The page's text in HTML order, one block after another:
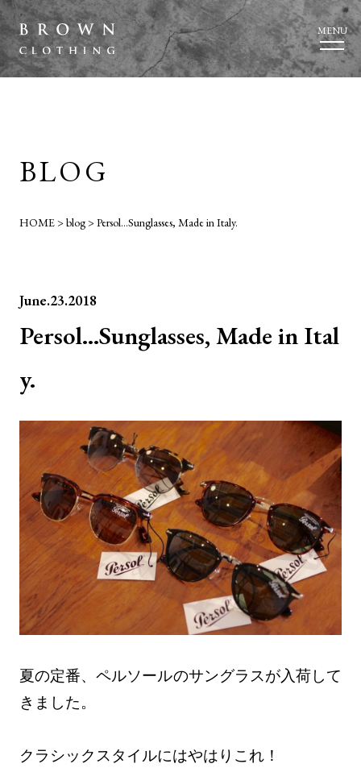
MENU
BLOG
HOME>blog>Persol…Sunglasses, Made in Italy.
June.23.2018
Persol…Sunglasses, Made in Ital
y.
夏の定番、ペルソールのサングラスが入荷して
きました。
クラシックスタイルにはやはりこれ！